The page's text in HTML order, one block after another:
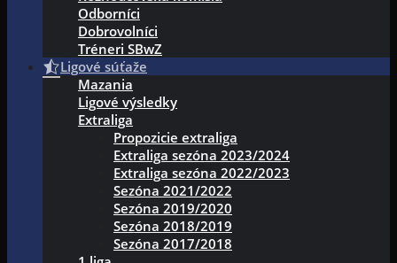
Odborníci
Dobrovolníci
Tréneri SBwZ
Ligové súťaže
Mazania
Ligové výsledky
Extraliga
Propozicie extraliga
Extraliga sezóna 2023/2024
Extraliga sezóna 2022/2023
Sezóna 2021/2022
Sezóna 2019/2020
Sezóna 2018/2019
Sezóna 2017/2018